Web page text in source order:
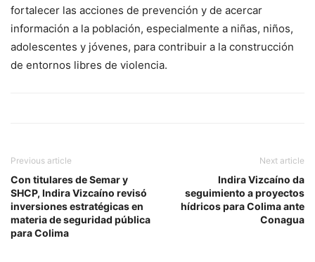
fortalecer las acciones de prevención y de acercar
información a la población, especialmente a niñas, niños,
adolescentes y jóvenes, para contribuir a la construcción
de entornos libres de violencia.
Previous article
Con titulares de Semar y
SHCP, Indira Vizcaíno revisó
inversiones estratégicas en
materia de seguridad pública
para Colima
Next article
Indira Vizcaíno da
seguimiento a proyectos
hídricos para Colima ante
Conagua